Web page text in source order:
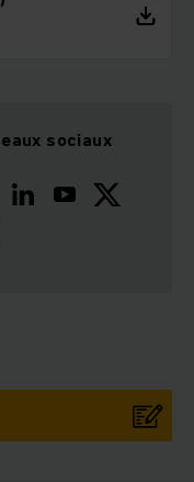
sociaux